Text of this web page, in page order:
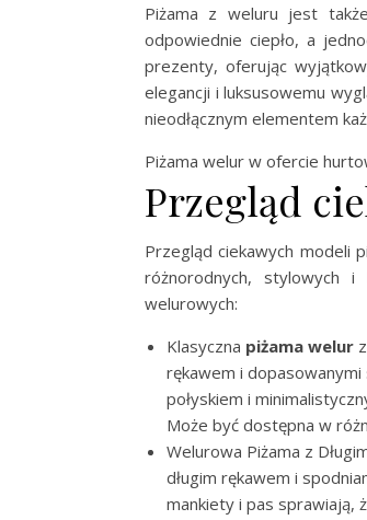
Piżama z weluru jest
odpowiednie ciepło, a
prezenty, oferując
elegancji i luksusowemu
nieodłącznym elementem
Piżama welur w ofercie
Przegląd
Przegląd ciekawych modeli
różnorodnych, stylowych
welurowych:
Klasyczna piżama welur
rękawem i
połyskiem i
Może być dostępna w
Welurowa Piżama z
długim rękawem i
mankiety i pas sprawiają,